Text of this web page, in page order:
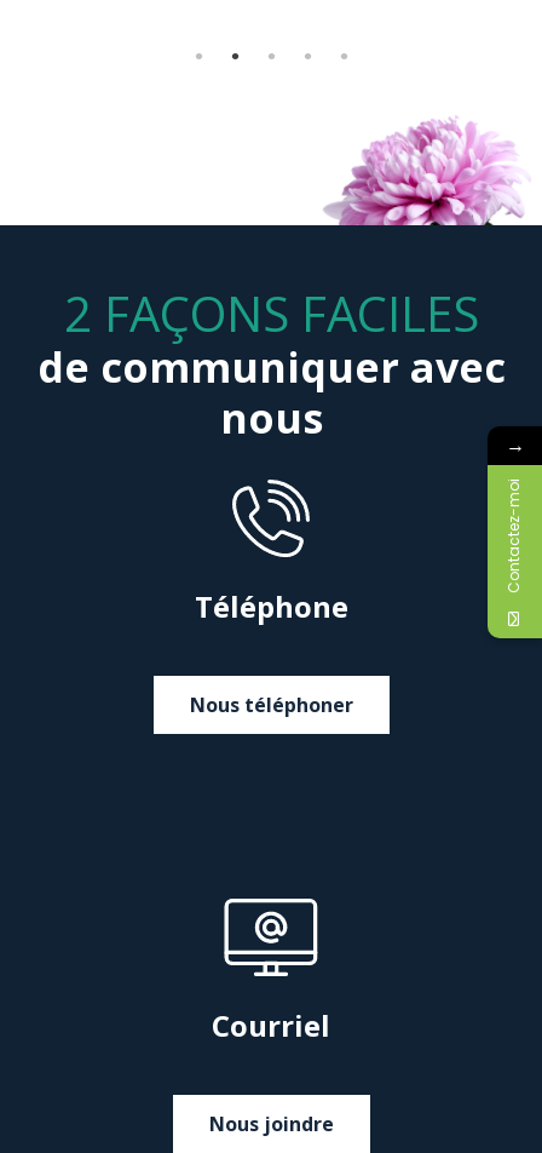
2 FAÇONS FACILES
de communiquer avec
nous
Téléphone
Nous téléphoner
Courriel
Nous joindre
→
Contactez-moi